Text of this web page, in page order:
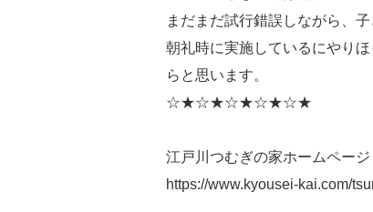
まだまだ試行錯誤しながら、
朝礼時に実施しているにやり
らと思います。
☆★☆★☆★☆★☆★
江戸川つむぎの家ホームページ
https://www.kyousei-kai.com/